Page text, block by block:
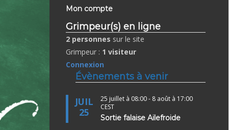
Mon compte
Grimpeur(s) en ligne
2 personnes sur le site
Grimpeur : 1 visiteur
Connexion
Évènements à venir
JUIL
25
25 juillet à 08:00- 8 août à 17:00
CEST
Sortie falaise Ailefroide